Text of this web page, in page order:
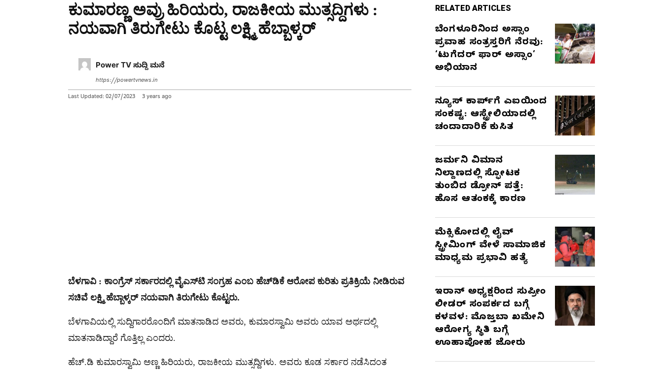
ಕುಮಾರಣ್ಣ ಅವ್ರು ಹಿರಿಯರು, ರಾಜಕೀಯ ಮುತ್ಸದ್ದಿಗಳು :
ನಯವಾಗಿ ತಿರುಗೇಟು ಕೊಟ್ಟ ಲಕ್ಷ್ಮಿ ಹೆಬ್ಬಾಳ್ಕರ್
Power TV ಸುದ್ದಿ ಮನೆ
https://powertvnews.in
Last Updated: 02/07/2023 3 years ago
ಬೆಳಗಾವಿ : ಕಾಂಗ್ರೆಸ್ ಸರ್ಕಾರದಲ್ಲಿ ವೈಎಸ್‌ಟಿ ಸಂಗ್ರಹ ಎಂಬ ಹೆಚ್‌ಡಿಕೆ ಆರೋಪ ಕುರಿತು ಪ್ರತಿಕ್ರಿಯೆ ನೀಡಿರುವ
ಸಚಿವೆ ಲಕ್ಷ್ಮಿ ಹೆಬ್ಬಾಳ್ಕರ್ ನಯವಾಗಿ ತಿರುಗೇಟು ಕೊಟ್ಟರು.
ಬೆಳಗಾವಿಯಲ್ಲಿ ಸುದ್ದಿಗಾರರೊಂದಿಗೆ ಮಾತನಾಡಿದ ಅವರು, ಕುಮಾರಸ್ವಾಮಿ ಅವರು ಯಾವ ಅರ್ಥದಲ್ಲಿ
ಮಾತನಾಡಿದ್ದಾರೆ ಗೊತ್ತಿಲ್ಲ ಎಂದರು.
ಹೆಚ್.ಡಿ ಕುಮಾರಸ್ವಾಮಿ ಅಣ್ಣ ಹಿರಿಯರು, ರಾಜಕೀಯ ಮುತ್ಸದ್ದಿಗಳು. ಅವರು ಕೂಡ ಸರ್ಕಾರ ನಡೆಸಿದಂತ
RELATED ARTICLES
ಬೆಂಗಳೂರಿನಿಂದ ಅಸ್ಸಾಂ
ಪ್ರವಾಹ ಸಂತ್ರಸ್ತರಿಗೆ ನೆರವು:
‘ಟುಗೆದರ್ ಫಾರ್ ಅಸ್ಸಾಂ’
ಅಭಿಯಾನ
ನ್ಯೂಸ್ ಕಾರ್ಪ್‌ಗೆ ಎಐಯಿಂದ
ಸಂಕಷ್ಟ: ಆಸ್ಟ್ರೇಲಿಯಾದಲ್ಲಿ
ಚಂದಾದಾರಿಕೆ ಕುಸಿತ
ಜರ್ಮನಿ ವಿಮಾನ
ನಿಲ್ದಾಣದಲ್ಲಿ ಸ್ಫೋಟಕ
ತುಂಬಿದ ಡ್ರೋನ್ ಪತ್ತೆ:
ಹೊಸ ಆತಂಕಕ್ಕೆ ಕಾರಣ
ಮೆಕ್ಸಿಕೋದಲ್ಲಿ ಲೈವ್
ಸ್ಟ್ರೀಮಿಂಗ್ ವೇಳೆ ಸಾಮಾಜಿಕ
ಮಾಧ್ಯಮ ಪ್ರಭಾವಿ ಹತ್ಯೆ
ಇರಾನ್ ಅಧ್ಯಕ್ಷರಿಂದ ಸುಪ್ರೀಂ
ಲೀಡರ್ ಸಂಪರ್ಕದ ಬಗ್ಗೆ
ಕಳವಳ: ಮೊಜ್ತಬಾ ಖಮೇನಿ
ಆರೋಗ್ಯ ಸ್ಥಿತಿ ಬಗ್ಗೆ
ಊಹಾಪೋಹ ಜೋರು